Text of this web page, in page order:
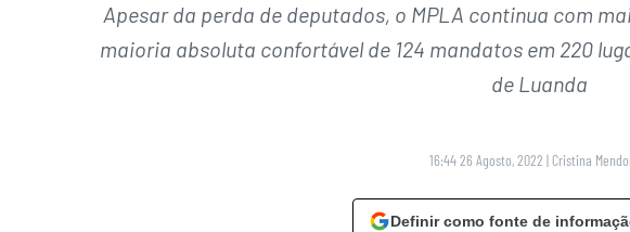
Apesar da perda de deputados, o MPLA continua com
maioria absoluta confortável de 124 mandatos em 220
de Luanda
16:44 26 Agosto, 2022 | Cristina
Definir como fonte de